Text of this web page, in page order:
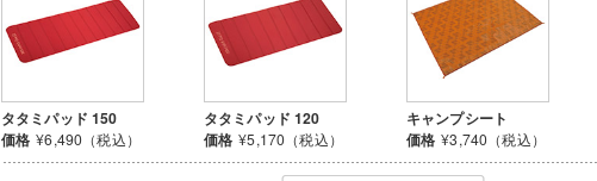
タタミパッド 150
価格 ¥6,490（税込）
タタミパッド 120
価格 ¥5,170（税込）
キャンプシート
価格 ¥3,740（税込）